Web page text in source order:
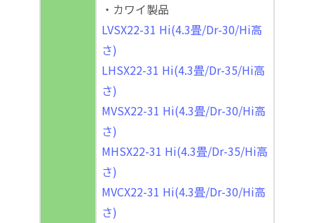
・カワイ製品
LVSX22-31 Hi(4.3畳/Dr-30/Hi高
さ)
LHSX22-31 Hi(4.3畳/Dr-35/Hi高
さ)
MVSX22-31 Hi(4.3畳/Dr-30/Hi高
さ)
MHSX22-31 Hi(4.3畳/Dr-35/Hi高
さ)
MVCX22-31 Hi(4.3畳/Dr-30/Hi高
さ)